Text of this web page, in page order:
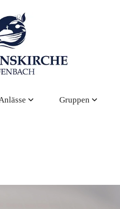
Gruppen